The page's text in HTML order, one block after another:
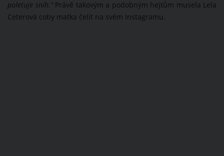
poletuje sníh.” Právě takovým a podobným hejtům musela Lela
Ceterová coby matka čelit na svém Instagramu.